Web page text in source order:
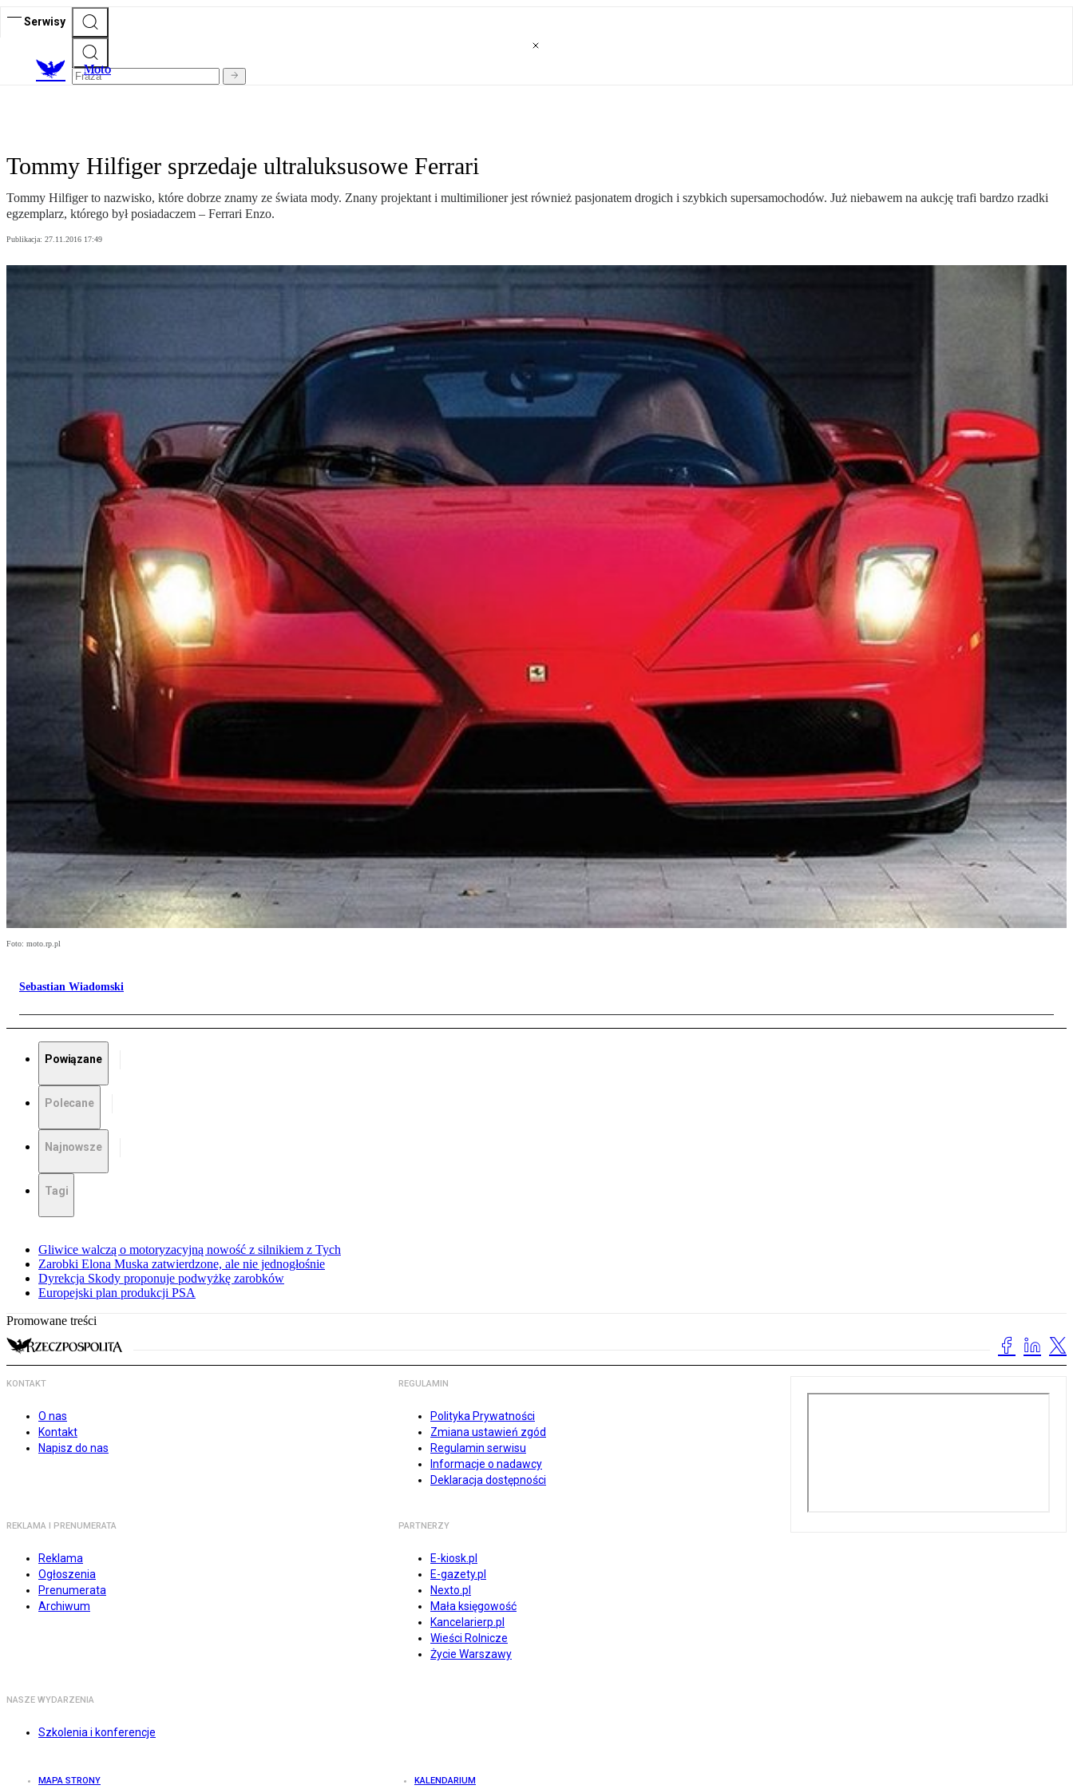
Serwisy
Moto
Tommy Hilfiger sprzedaje ultraluksusowe Ferrari
Tommy Hilfiger to nazwisko, które dobrze znamy ze świata mody. Znany projektant i multimilioner jest również pasjonatem drogich i szybkich supersamochodów. Już niebawem na aukcję trafi bardzo rzadki
egzemplarz, którego był posiadaczem – Ferrari Enzo.
Publikacja: 27.11.2016 17:49
Foto: moto.rp.pl
Sebastian Wiadomski
Powiązane
Polecane
Najnowsze
Tagi
Gliwice walczą o motoryzacyjną nowość z silnikiem z Tych
Zarobki Elona Muska zatwierdzone, ale nie jednogłośnie
Dyrekcja Skody proponuje podwyżkę zarobków
Europejski plan produkcji PSA
Promowane treści
KONTAKT
O nas
Kontakt
Napisz do nas
REGULAMIN
Polityka Prywatności
Zmiana ustawień zgód
Regulamin serwisu
Informacje o nadawcy
Deklaracja dostępności
REKLAMA I PRENUMERATA
Reklama
Ogłoszenia
Prenumerata
Archiwum
PARTNERZY
E-kiosk.pl
E-gazety.pl
Nexto.pl
Mała księgowość
Kancelarierp.pl
Wieści Rolnicze
Życie Warszawy
NASZE WYDARZENIA
Szkolenia i konferencje
MAPA STRONY KALENDARIUM